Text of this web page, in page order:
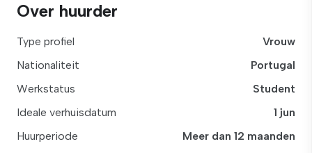
Over huurder
Type profiel
Vrouw
Nationaliteit
Portugal
Werkstatus
Student
Ideale verhuisdatum
1 jun
Huurperiode
Meer dan 12 maanden